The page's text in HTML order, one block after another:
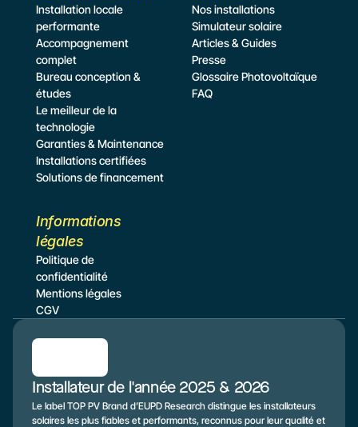
Installation locale
performante
Accompagnement
complet
Bureau conception &
études
Le meilleur de la
technologie
Garanties & Maintenance
Installations certifiées
Solutions de financement
Nos installations
Simulateur solaire
Articles & Guides
Presse
Glossaire Photovoltaïque
FAQ
Informations
légales
Politique de
confidentialité
Mentions légales
CGV
Installateur de l'année 2025 & 2026
Le label TOP PV Brand d’EUPD Research distingue les installateurs
solaires les plus fiables et performants, reconnus pour leur qualité et